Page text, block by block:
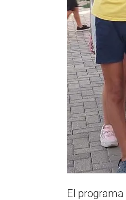
El programa